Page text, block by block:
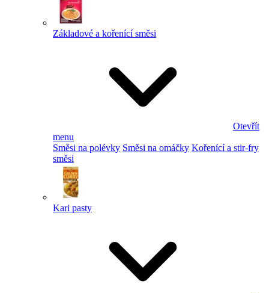
Základové a kořenící směsi
Otevřít
menu
Směsi na polévky Směsi na omáčky Kořenící a stir-fry
směsi
Kari pasty